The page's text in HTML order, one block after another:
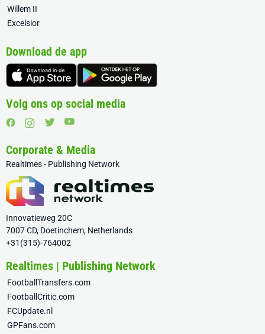
Willem II
Excelsior
Download de app
Volg ons op social media
Corporate & Media
Realtimes - Publishing Network
Innovatieweg 20C
7007 CD, Doetinchem, Netherlands
+31(315)-764002
Realtimes | Publishing Network
FootballTransfers.com
FootballCritic.com
FCUpdate.nl
GPFans.com